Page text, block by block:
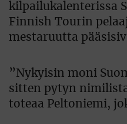
kilpailukalenterissa
Finnish Tourin
mestaruutta
”Nykyisin moni
sitten pytyn
toteaa Peltoniemi,